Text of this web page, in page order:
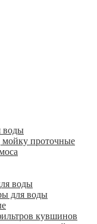
воды
проточные
воды
для воды
кувшинов